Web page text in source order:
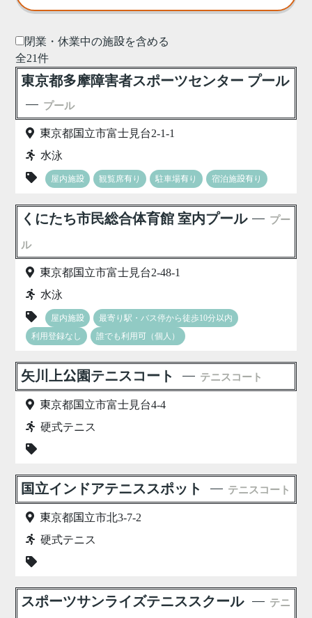
閉業・休業中の施設を含める
全21件
東京都多摩障害者スポーツセンター プール
プール
東京都国立市富士見台2-1-1
水泳
屋内施設 観覧席有り 駐車場有り 宿泊施設有り
くにたち市民総合体育館 室内プール プー
ル
東京都国立市富士見台2-48-1
水泳
屋内施設
最寄り駅・バス停から徒歩10分以内
利用登録なし
誰でも利用可（個人）
矢川上公園テニスコート テニスコート
東京都国立市富士見台4-4
硬式テニス
国立インドアテニススポット テニスコート
東京都国立市北3-7-2
硬式テニス
スポーツサンライズテニススクール テニ